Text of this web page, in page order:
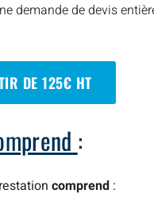
demande de devis
DE 125€ HT
:
comprend :